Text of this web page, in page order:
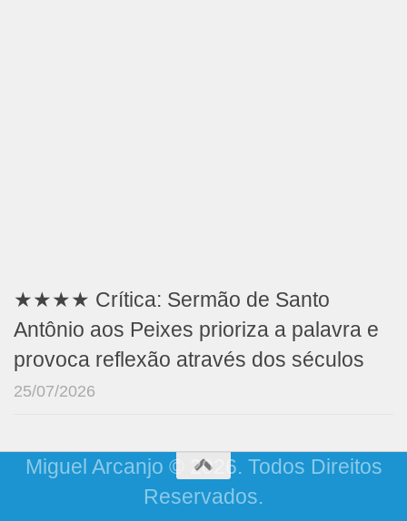
★★★★ Crítica: Sermão de Santo
Antônio aos Peixes prioriza a palavra e
provoca reflexão através dos séculos
25/07/2026
Miguel Arcanjo © 2026. Todos Direitos
Reservados.